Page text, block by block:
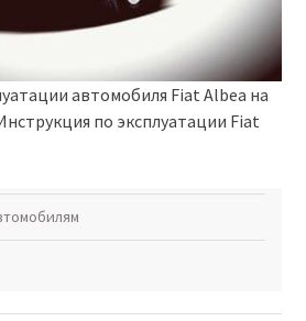
автомобиля Fiat Albea на
по эксплуатации Fiat